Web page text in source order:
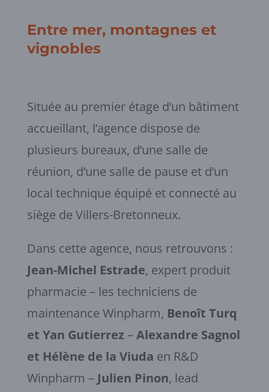
Entre mer, montagnes et
vignobles
Située au premier étage d’un bâtiment
accueillant, l’agence dispose de
plusieurs bureaux, d’une salle de
réunion, d’une salle de pause et d’un
local technique équipé et connecté au
siège de Villers-Bretonneux.
Dans cette agence, nous retrouvons :
Jean-Michel Estrade, expert produit
pharmacie – les techniciens de
maintenance Winpharm, Benoît Turq
et Yan Gutierrez – Alexandre Sagnol
et Hélène de la Viuda en R&D
Winpharm – Julien Pinon, lead